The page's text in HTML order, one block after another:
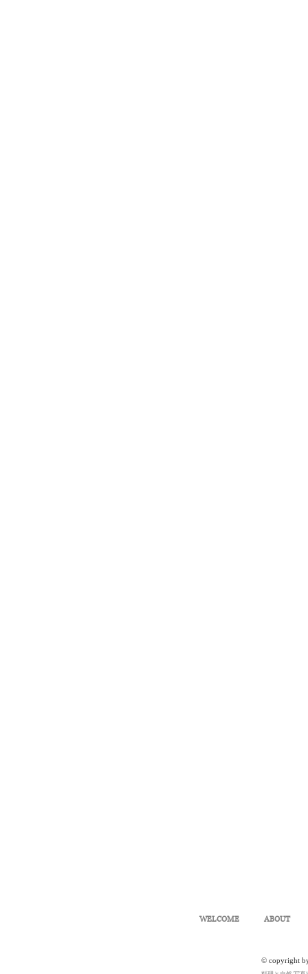
WELCOME ABOUT
© copyright